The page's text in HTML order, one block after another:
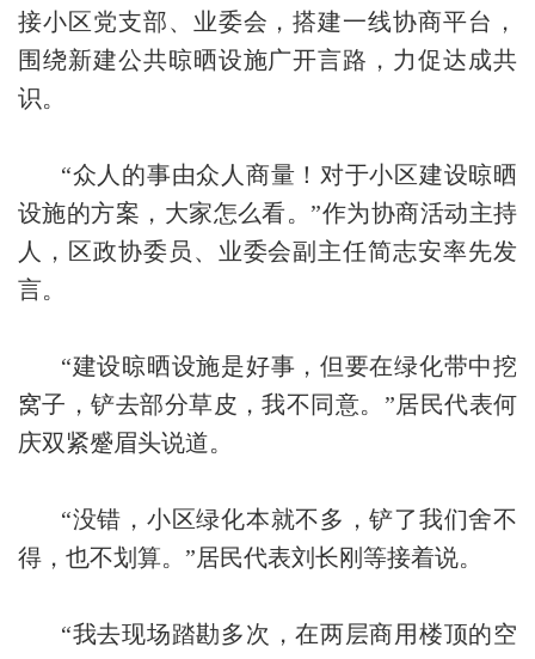
接小区党支部、业委会，搭建一线协商平台，
围绕新建公共晾晒设施广开言路，力促达成共
识。
“众人的事由众人商量！对于小区建设晾晒
设施的方案，大家怎么看。”作为协商活动主持
人，区政协委员、业委会副主任简志安率先发
言。
“建设晾晒设施是好事，但要在绿化带中挖
窝子，铲去部分草皮，我不同意。”居民代表何
庆双紧蹙眉头说道。
“没错，小区绿化本就不多，铲了我们舍不
得，也不划算。”居民代表刘长刚等接着说。
“我去现场踏勘多次，在两层商用楼顶的空